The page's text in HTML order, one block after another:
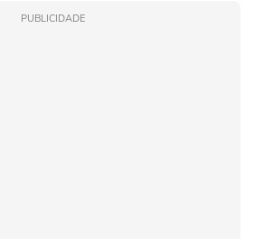
PUBLICIDADE